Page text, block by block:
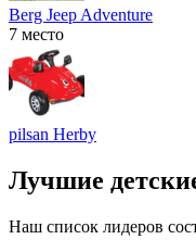
Berg Jeep Adventure
7 место
pilsan Herby
Лучшие
Наш список лидеров